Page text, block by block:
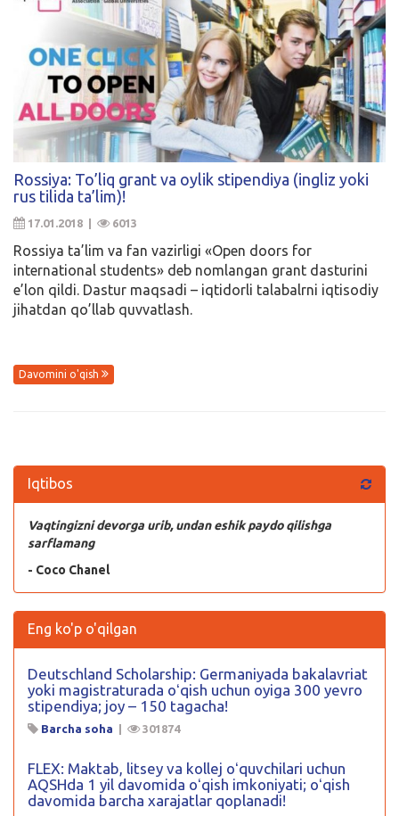
Rossiya: To’liq grant va oylik stipendiya (ingliz yoki
rus tilida ta’lim)!
17.01.2018 | 6013
Rossiya ta’lim va fan vazirligi «Open doors for
international students» deb nomlangan grant dasturini
e’lon qildi. Dastur maqsadi – iqtidorli talabalrni iqtisodiy
jihatdan qo’llab quvvatlash.
Davomini o'qish
Iqtibos
Vaqtingizni devorga urib, undan eshik paydo qilishga
sarflamang
- Coco Chanel
Eng ko'p o'qilgan
Deutschland Scholarship: Germaniyada bakalavriat
yoki magistraturada oʻqish uchun oyiga 300 yevro
stipendiya; joy – 150 tagacha!
Barcha soha | 301874
FLEX: Maktab, litsey va kollej oʻquvchilari uchun
AQSHda 1 yil davomida oʻqish imkoniyati; oʻqish
davomida barcha xarajatlar qoplanadi!